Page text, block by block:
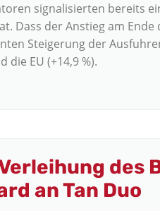
signalisierten bereits
Dass der Anstieg am
Steigerung der
die EU (+14,9 %).
des
an Tan Duo